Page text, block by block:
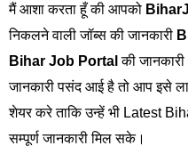
मैं आशा करता हूँ की आपको
निकलने वाली जॉब्स की जानकारी
Bihar Job Portal की
जानकारी पसंद आई है तो आप इसे
शेयर करे ताकि उन्हें भी Latest
सम्पूर्ण जानकारी मिल सके।